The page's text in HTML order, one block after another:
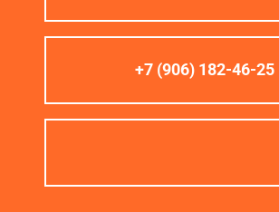
+7 (906) 182-46-25